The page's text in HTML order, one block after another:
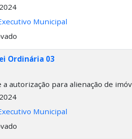
Municipal
Ordinária 03
a autorização para alienação de
Municipal